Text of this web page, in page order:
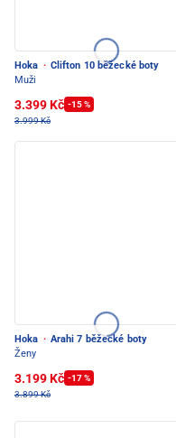
Hoka · Clifton 10 běžecké boty
Muži
3.399 Kč -15 %
3.999 Kč
Hoka · Arahi 7 běžecké boty
Ženy
3.199 Kč -17 %
3.899 Kč